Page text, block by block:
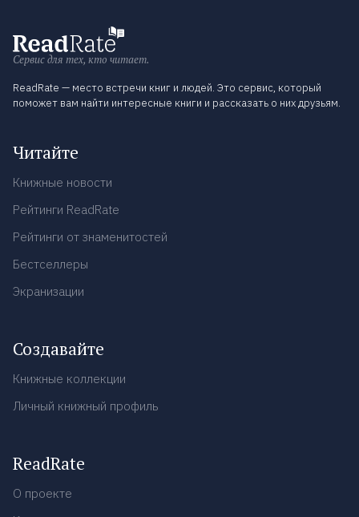
Сервис для тех, кто читает.
ReadRate — место встречи книг и людей. Это сервис, который
поможет вам найти интересные книги и рассказать о них друзьям.
Читайте
Книжные новости
Рейтинги ReadRate
Рейтинги от знаменитостей
Бестселлеры
Экранизации
Создавайте
Книжные коллекции
Личный книжный профиль
ReadRate
О проекте